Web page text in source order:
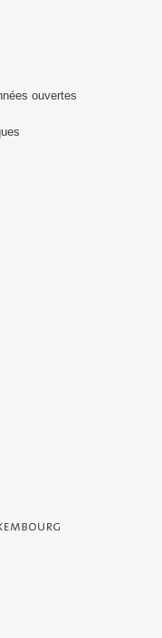
ouvertes
- Service